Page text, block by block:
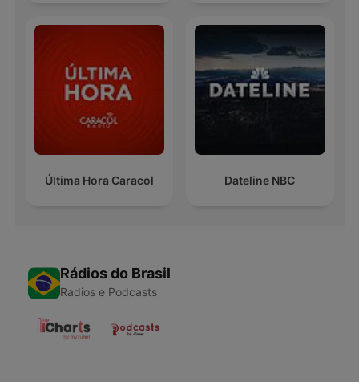
Última Hora Caracol Dateline NBC
Rádios do Brasil
Radios e Podcasts